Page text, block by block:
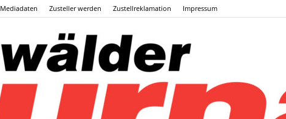
Mediadaten Zusteller werden Zustellreklamation Impressum